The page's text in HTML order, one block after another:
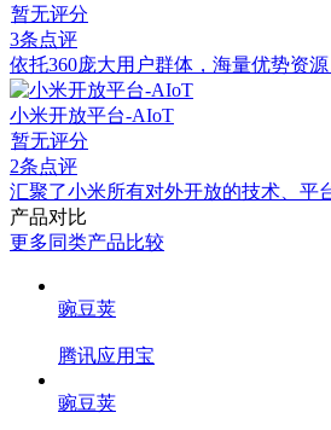
暂无评分
3条点评
依托360庞大用户群体，海量优势资
小米开放平台-AIoT
暂无评分
2条点评
汇聚了小米所有对外开放的技术、平
产品对比
更多同类产品比较
豌豆荚
腾讯应用宝
豌豆荚